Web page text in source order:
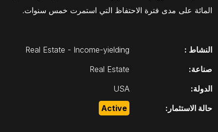
المائة على مدى فترة الاحتفاظ التي استمرت خمس سنوات.
النشاط :
Real Estate - Income-yielding
صناعة:
Real Estate
الدولة:
USA
حالة الاستثمار:
Active